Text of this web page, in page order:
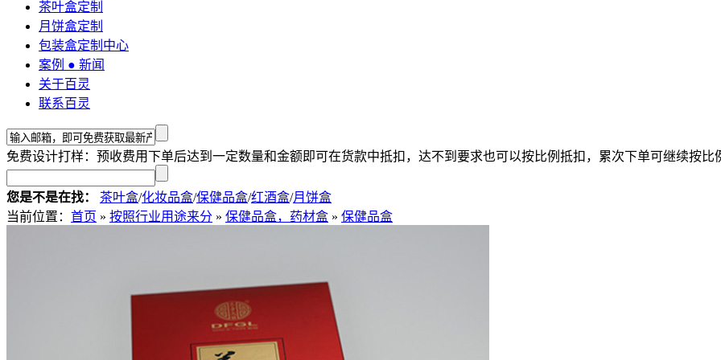
茶叶盒定制
月饼盒定制
包装盒定制中心
案例 ● 新闻
关于百灵
联系百灵
免费设计打样：预收费用下单后达到一定数量和金额即可在货款中抵扣，达不到要求也可以按比例抵扣，累次下单可继续按比
您是不是在找： 茶叶盒/化妆品盒/保健品盒/红酒盒/月饼盒
当前位置： 首页 » 按照行业用途来分 » 保健品盒，药材盒 » 保健品盒